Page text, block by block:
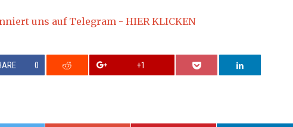
uns auf Telegram - HIER KLICKEN
0 +1